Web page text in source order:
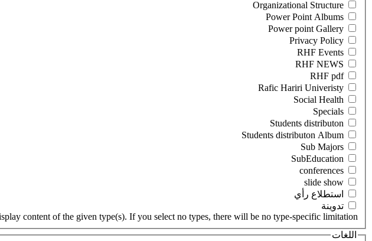
‏استطلاع رأي ‏
‏تدوينة ‏
content of the given type(s). If you select no types, there will be no type-specific limitation.
اللغات